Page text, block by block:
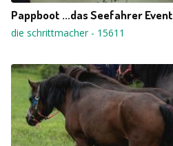
Pappboot ...das Seefahrer Event
die schrittmacher- 15611